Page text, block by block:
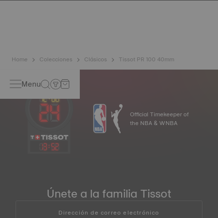
presión, así como la penetración de líquidos, gases y
Home Colecciones Clásicos Tissot PR 100 40mm
Menu
13:52
Official Timekeeper of
the NBA & WNBA
Únete a la familia Tissot
Dirección de correo electrónico